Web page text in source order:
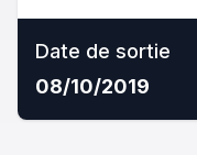
Date de sortie
08/10/2019